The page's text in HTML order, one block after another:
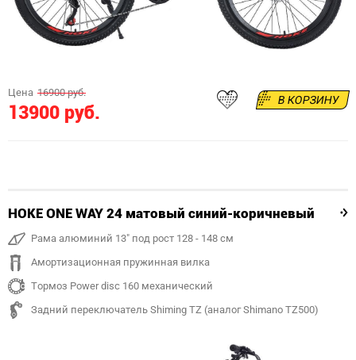
Цена 16900 руб.
13900 руб.
В КОРЗИНУ
HOKE ONE WAY 24 матовый синий-коричневый
Рама алюминий 13" под рост 128 - 148 см
Амортизационная пружинная вилка
Тормоз Power disc 160 механический
Задний переключатель Shiming TZ (аналог Shimano TZ500)